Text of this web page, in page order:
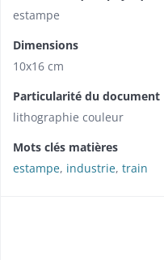
estampe
Dimensions
10x16 cm
Particularité du document
lithographie couleur
Mots clés matières
estampe, industrie, train